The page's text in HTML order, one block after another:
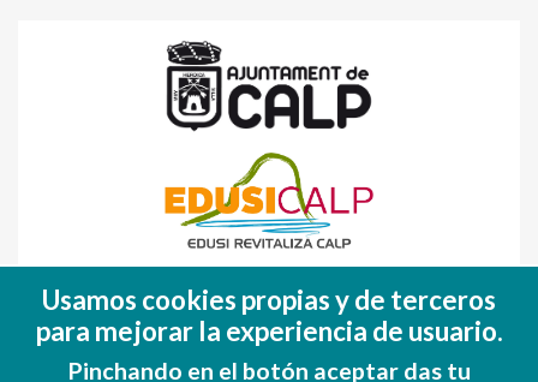
(FEDER)
Una manera de hacer EUROPA
Usamos cookies propias y de terceros
para mejorar la experiencia de usuario.
Pinchando en el botón aceptar das tu